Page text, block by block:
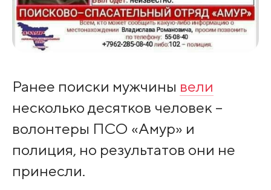
Ранее поиски мужчины вели
несколько десятков человек –
волонтеры ПСО «Амур» и
полиция, но результатов они не
принесли.